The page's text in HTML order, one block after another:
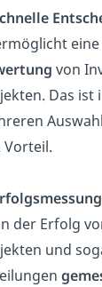
eine
von
Das ist
Vorteil.
der Erfolg
und